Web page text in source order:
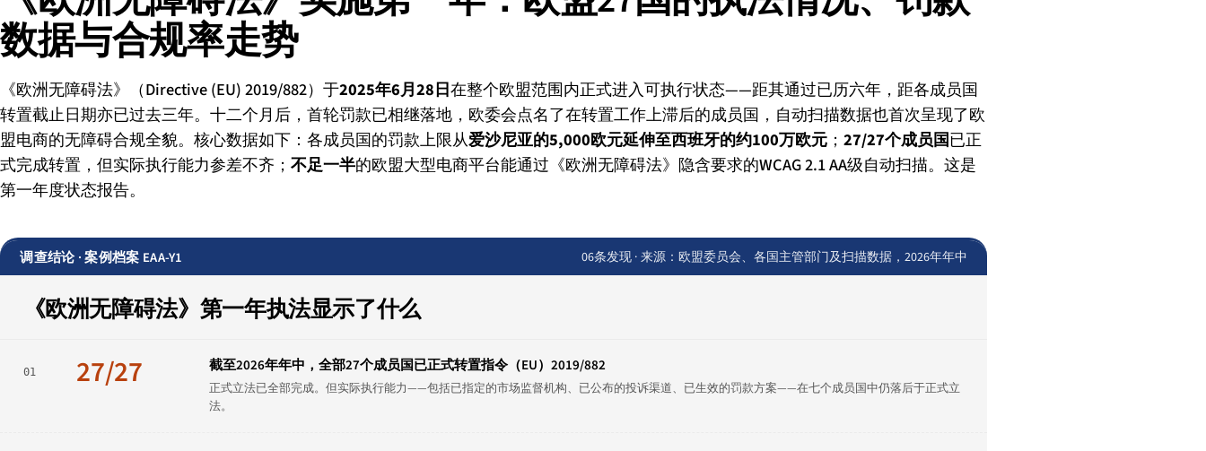
数据与合规率走势
《欧洲无障碍法》（Directive (EU) 2019/882）于2025年6月28日在整个欧盟范围内正式进入可执行状态——距其通过已历六年，距各成员国
转置截止日期亦已过去三年。十二个月后，首轮罚款已相继落地，欧委会点名了在转置工作上滞后的成员国，自动扫描数据也首次呈现了欧
盟电商的无障碍合规全貌。核心数据如下：各成员国的罚款上限从爱沙尼亚的5,000欧元延伸至西班牙的约100万欧元 ； 27/27个成员国已正
式完成转置，但实际执行能力参差不齐； 不足一半的欧盟大型电商平台能通过《欧洲无障碍法》隐含要求的WCAG 2.1 AA级自动扫描。这是
第一年度状态报告。
调查结论 · 案例档案 EAA-Y1 06条发现 · 来源：欧盟委员会、各国主管部门及扫描数据，2026年年中
《欧洲无障碍法》第一年执法显示了什么
01 27/27 截至2026年年中，全部27个成员国已正式转置指令（EU）2019/882
正式立法已全部完成。但实际执行能力——包括已指定的市场监督机构、已公布的投诉渠道、已生效的罚款方案——在七个成员国中仍落后于正式立
法。